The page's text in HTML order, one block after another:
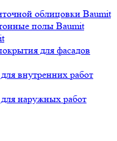
облицовки Baumit
полы Baumit
для фасадов
внутренних работ
наружных работ